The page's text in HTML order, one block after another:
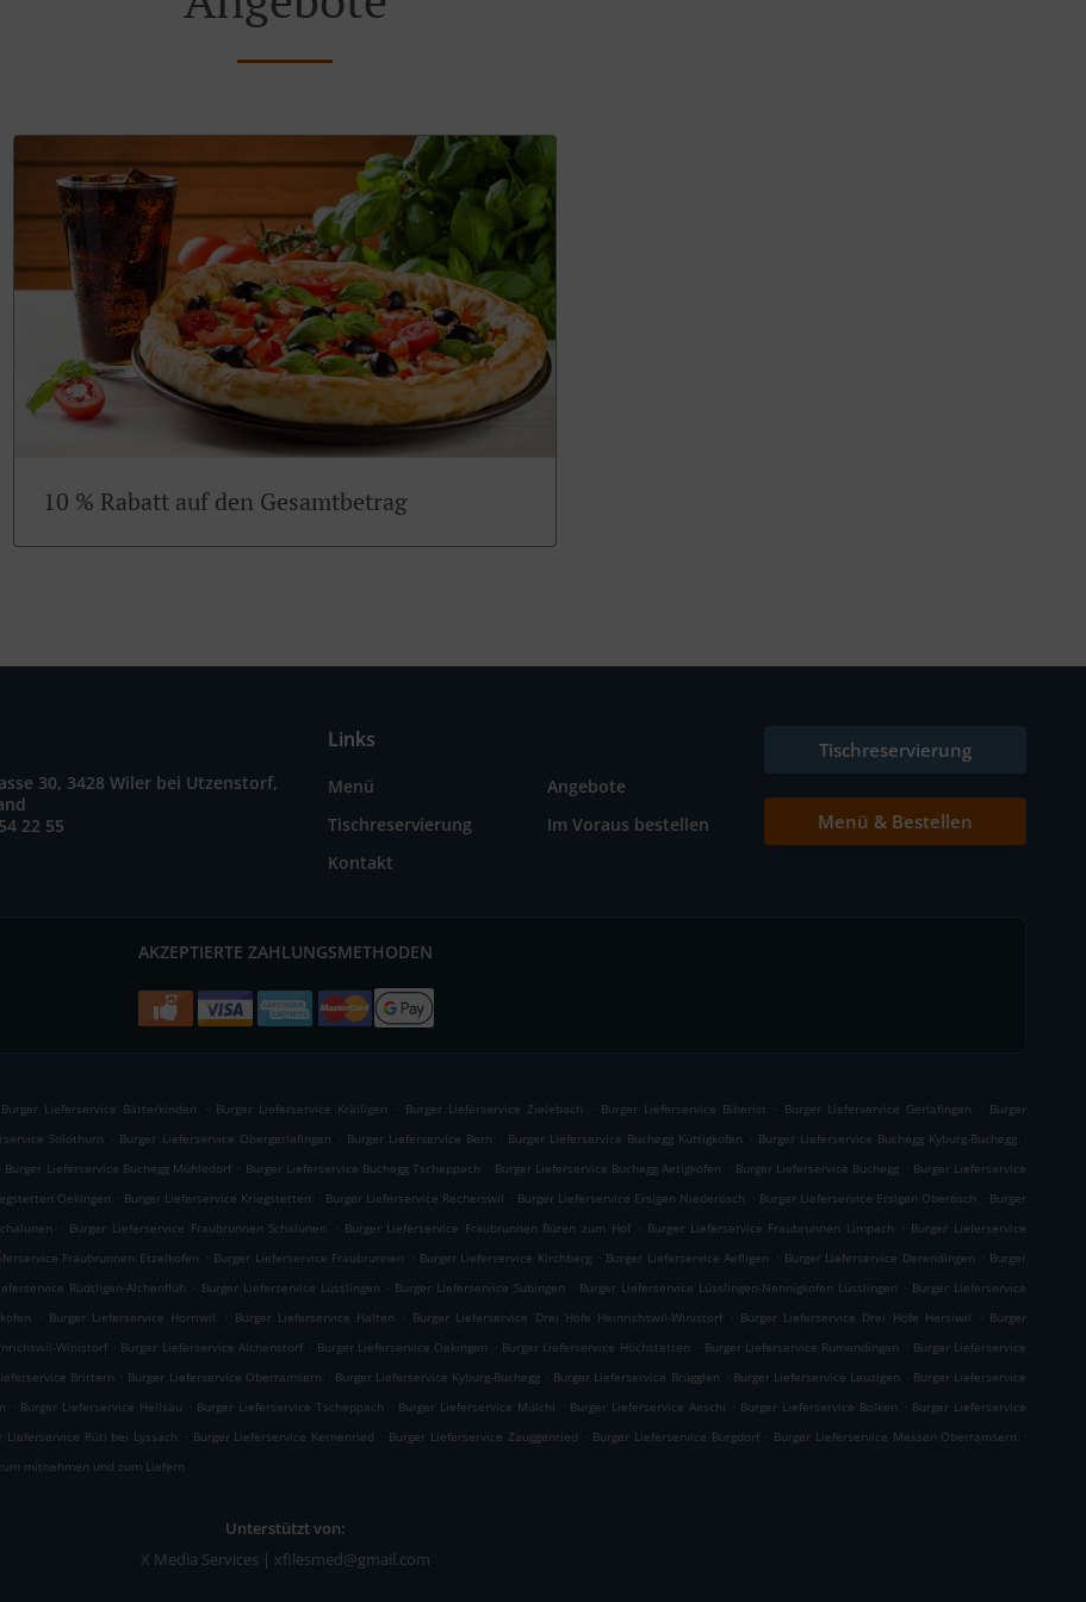
10 % Rabatt auf den Gesamtbetrag
30, 3428 Wiler bei Utzenstorf,
22 55
Links
Menü
Angebote
Tischreservierung
Im Voraus bestellen
Kontakt
Tischreservierung
Menü & Bestellen
AKZEPTIERTE ZAHLUNGSMETHODEN
Burger Lieferservice Bätterkinden . Burger Lieferservice Kräiligen . Burger Lieferservice Zielebach . Burger Lieferservice Biberist . Burger Lieferservice Gerlafingen . Burger
Solothurn . Burger Lieferservice Obergerlafingen . Burger Lieferservice Bern . Burger Lieferservice Buchegg Küttigkofen . Burger Lieferservice Buchegg Kyburg-Buchegg .
Burger Lieferservice Buchegg Mühledorf . Burger Lieferservice Buchegg Tscheppach . Burger Lieferservice Buchegg Aetigkofen . Burger Lieferservice Buchegg . Burger Lieferservice
Oekingen . Burger Lieferservice Kriegstetten . Burger Lieferservice Recherswil . Burger Lieferservice Ersigen Niederösch . Burger Lieferservice Ersigen Oberösch . Burger
. Burger Lieferservice Fraubrunnen Schalunen . Burger Lieferservice Fraubrunnen Büren zum Hof . Burger Lieferservice Fraubrunnen Limpach . Burger Lieferservice
Fraubrunnen Etzelkofen . Burger Lieferservice Fraubrunnen . Burger Lieferservice Kirchberg . Burger Lieferservice Aefligen . Burger Lieferservice Derendingen . Burger
Rüdtligen-Alchenflüh . Burger Lieferservice Lüsslingen . Burger Lieferservice Subingen . Burger Lieferservice Lüsslingen-Nennigkofen Lüsslingen . Burger Lieferservice
. Burger Lieferservice Horriwil . Burger Lieferservice Halten . Burger Lieferservice Drei Höfe Heinrichswil-Winistorf . Burger Lieferservice Drei Höfe Hersiwil . Burger
Winistorf . Burger Lieferservice Alchenstorf . Burger Lieferservice Oekingen . Burger Lieferservice Höchstetten . Burger Lieferservice Rumendingen . Burger Lieferservice
Brittern . Burger Lieferservice Oberramsern . Burger Lieferservice Kyburg-Buchegg . Burger Lieferservice Brügglen . Burger Lieferservice Leuzigen . Burger Lieferservice
. Burger Lieferservice Hellsau . Burger Lieferservice Tscheppach . Burger Lieferservice Mülchi . Burger Lieferservice Aeschi . Burger Lieferservice Bolken . Burger Lieferservice
Lieferservice Rüti bei Lyssach . Burger Lieferservice Kernenried . Burger Lieferservice Zauggenried . Burger Lieferservice Burgdorf . Burger Lieferservice Messen Oberramsern .
mitnehmen und zum Liefern
Unterstützt von:
X Media Services | xfilesmed@gmail.com